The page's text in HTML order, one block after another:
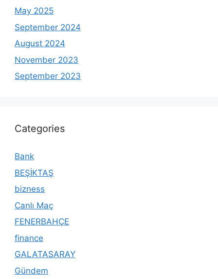
May 2025
September 2024
August 2024
November 2023
September 2023
Categories
Bank
BEŞİKTAŞ
bizness
Canlı Maç
FENERBAHÇE
finance
GALATASARAY
Gündem